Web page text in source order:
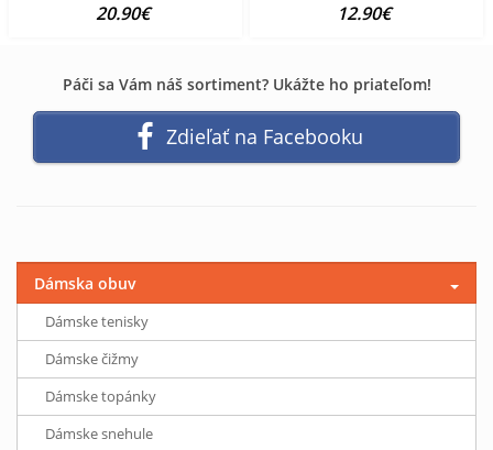
20.90€ 12.90€
Páči sa Vám náš sortiment? Ukážte ho priateľom!
Zdieľať na Facebooku
Dámska obuv
Dámske tenisky
Dámske čižmy
Dámske topánky
Dámske snehule